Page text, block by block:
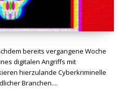
bereits vergangene Woche
digitalen Angriffs mit
hierzulande Cyberkriminelle
Branchen....